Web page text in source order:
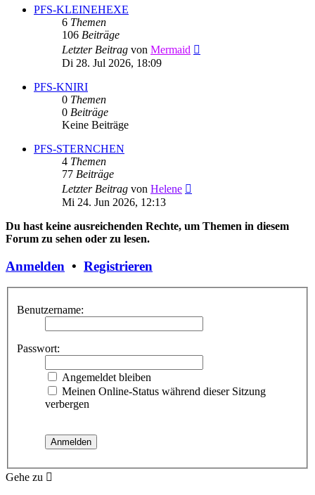
PFS-KLEINEHEXE
6 Themen
106 Beiträge
Letzter Beitrag von Mermaid
Di 28. Jul 2026, 18:09
PFS-KNIRI
0 Themen
0 Beiträge
Keine Beiträge
PFS-STERNCHEN
4 Themen
77 Beiträge
Letzter Beitrag von Helene
Mi 24. Jun 2026, 12:13
Du hast keine ausreichenden Rechte, um Themen in diesem
Forum zu sehen oder zu lesen.
Anmelden • Registrieren
Benutzername:
Passwort:
Angemeldet bleiben
Meinen Online-Status während dieser Sitzung
verbergen
Gehe zu